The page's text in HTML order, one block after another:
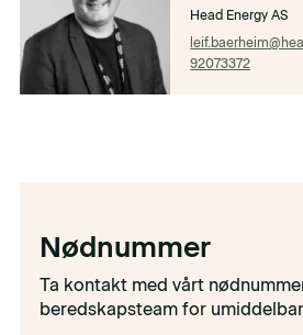
Head Energy AS
92073372
Nødnummer
Ta kontakt med vårt
beredskapsteam for